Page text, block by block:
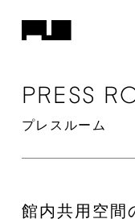
PRESS
プレスルーム
館内共用空間